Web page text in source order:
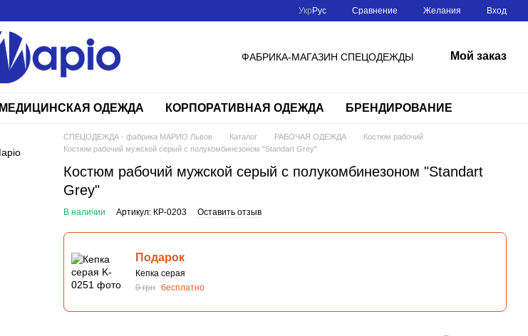
Укр Рус Сравнение Желания Вход
ФАБРИКА-МАГАЗИН СПЕЦОДЕЖДЫ Мой заказ
МЕДИЦИНСКАЯ ОДЕЖДА КОРПОРАТИВНАЯ ОДЕЖДА БРЕНДИРОВАНИЕ
СПЕЦОДЕЖДА - фабрика МАРИО Львов Каталог РАБОЧАЯ ОДЕЖДА
Костюм рабочий
Костюм рабочий мужской серый с полукомбинезоном "Standart Grey"
Костюм рабочий мужской серый с полукомбинезоном "Standart
Grey"
В наличии Артикул: КР-0203 Оставить отзыв
Подарок
Кепка серая
0 грн бесплатно